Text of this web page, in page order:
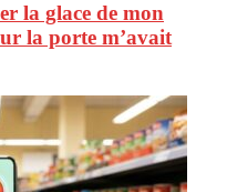
la glace de mon
la porte m’avait